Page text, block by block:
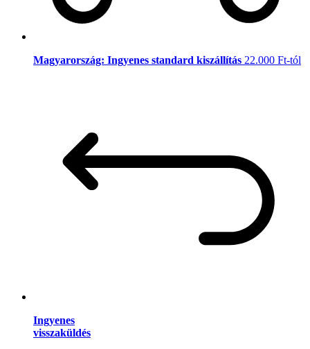
Magyarország: Ingyenes standard kiszállítás 22.000 Ft-tól
Ingyenes
visszaküldés